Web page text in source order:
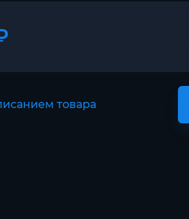
товара